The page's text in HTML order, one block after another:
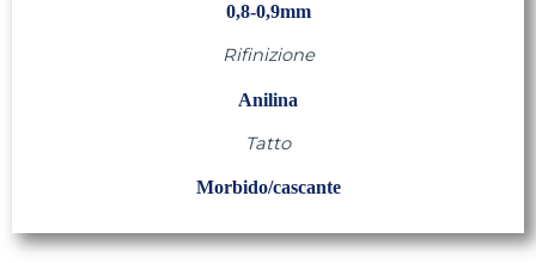
0,8-0,9mm
Rifinizione
Anilina
Tatto
Morbido/cascante